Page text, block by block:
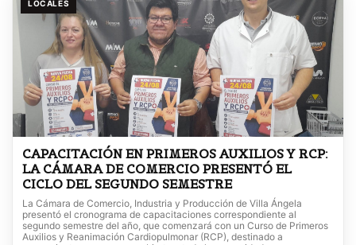
LOCALES
CAPACITACIÓN EN PRIMEROS AUXILIOS Y RCP:
LA CÁMARA DE COMERCIO PRESENTÓ EL
CICLO DEL SEGUNDO SEMESTRE
La Cámara de Comercio, Industria y Producción de Villa Ángela
presentó el cronograma de capacitaciones correspondiente al
segundo semestre del año, que comenzará con un Curso de Primeros
Auxilios y Reanimación Cardiopulmonar (RCP), destinado a